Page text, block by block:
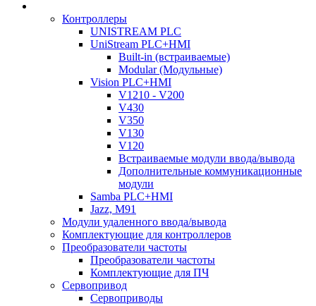
Контроллеры
UNISTREAM PLC
UniStream PLC+HMI
Built-in (встраиваемые)
Modular (Модульные)
Vision PLC+HMI
V1210 - V200
V430
V350
V130
V120
Встраиваемые модули ввода/вывода
Дополнительные коммуникационные
модули
Samba PLC+HMI
Jazz, M91
Модули удаленного ввода/вывода
Комплектующие для контроллеров
Преобразователи частоты
Преобразователи частоты
Комплектующие для ПЧ
Сервопривод
Сервоприводы